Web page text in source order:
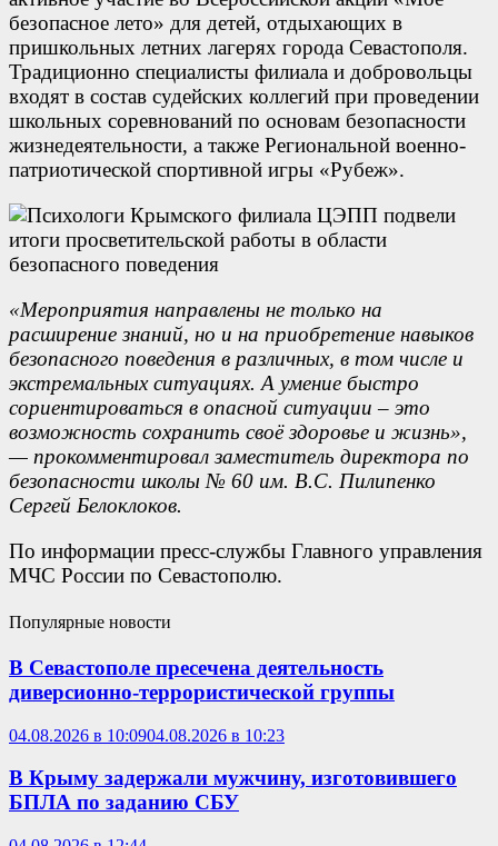
безопасное лето» для детей, отдыхающих в
пришкольных летних лагерях города Севастополя.
Традиционно специалисты филиала и добровольцы
входят в состав судейских коллегий при проведении
школьных соревнований по основам безопасности
жизнедеятельности, а также Региональной военно-
патриотической спортивной игры «Рубеж».
«Мероприятия направлены не только на
расширение знаний, но и на приобретение навыков
безопасного поведения в различных, в том числе и
экстремальных ситуациях. А умение быстро
сориентироваться в опасной ситуации – это
возможность сохранить своё здоровье и жизнь»,
— прокомментировал заместитель директора по
безопасности школы № 60 им. В.С. Пилипенко
Сергей Белоклоков.
По информации пресс-службы Главного управления
МЧС России по Севастополю.
Популярные новости
В Севастополе пресечена деятельность
диверсионно-террористической группы
04.08.2026 в 10:0904.08.2026 в 10:23
В Крыму задержали мужчину, изготовившего
БПЛА по заданию СБУ